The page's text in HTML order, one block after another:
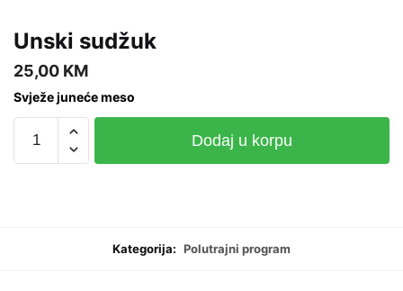
Unski sudžuk
25,00 KM
Svježe juneće meso
sudžuk
količina
Dodaj u korpu
Kategorija: Polutrajni program